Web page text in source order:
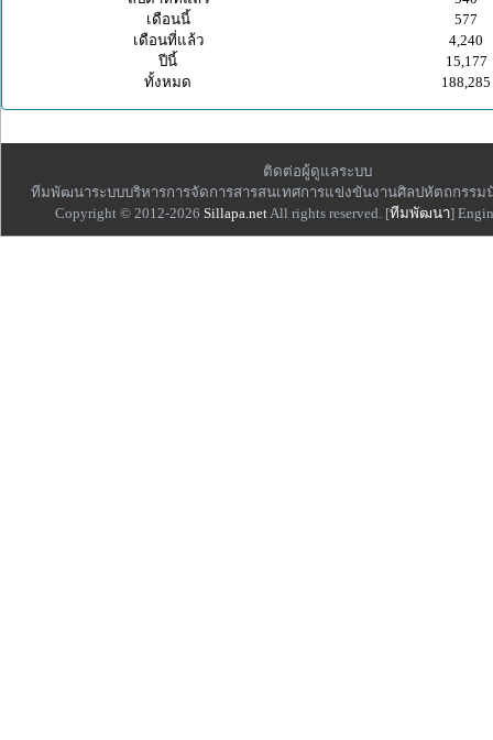
เดือนนี้
577
เดือนที่แล้ว
4,240
ปีนี้
15,177
ทั้งหมด
188,285
ติดต่อผู้ดูแลระบบ
ทีมพัฒนาระบบบริหารการจัดการสารสนเทศการแข่งขันงานศิลปหัตถกรรม
Copyright © 2012-2026 Sillapa.net All rights reserved. [ทีมพัฒนา]